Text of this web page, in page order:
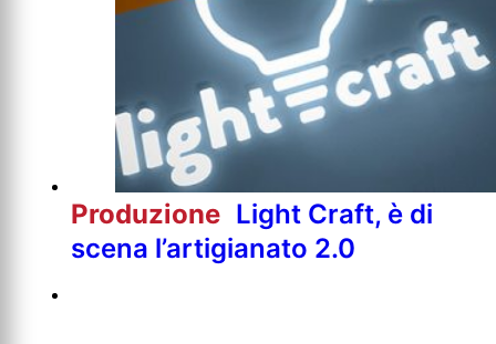
Produzione Light Craft, è di
scena l’artigianato 2.0